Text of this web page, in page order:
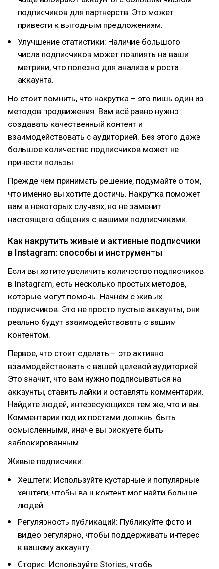
подписчиков для партнерств. Это может
привести к выгодным предложениям.
Улучшение статистики: Наличие большого
числа подписчиков может повлиять на ваши
метрики, что полезно для анализа и роста
аккаунта.
Но стоит помнить, что накрутка – это лишь один из
методов продвижения. Вам всё равно нужно
создавать качественный контент и
взаимодействовать с аудиторией. Без этого даже
большое количество подписчиков может не
принести пользы.
Прежде чем принимать решение, подумайте о том,
что именно вы хотите достичь. Накрутка поможет
вам в некоторых случаях, но не заменит
настоящего общения с вашими подписчиками.
Как накрутить живые и активные подписчики
в Instagram: способы и инструменты
Если вы хотите увеличить количество подписчиков
в Instagram, есть несколько простых методов,
которые могут помочь. Начнём с живых
подписчиков. Это не просто пустые аккаунты, они
реально будут взаимодействовать с вашим
контентом.
Первое, что стоит сделать – это активно
взаимодействовать с вашей целевой аудиторией.
Это значит, что вам нужно подписываться на
аккаунты, ставить лайки и оставлять комментарии.
Найдите людей, интересующихся тем же, что и вы.
Комментарии под их постами должны быть
осмысленными, иначе вы рискуете быть
заблокированным.
Живые подписчики:
Хештеги: Используйте кустарные и популярные
хештеги, чтобы ваш контент мог найти больше
людей.
Регулярность публикаций: Публикуйте фото и
видео регулярно, чтобы поддерживать интерес
к вашему аккаунту.
Сторис: Используйте Stories, чтобы